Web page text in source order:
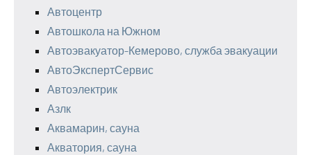
Автоцентр
Автошкола на Южном
Автоэвакуатор-Кемерово, служба эвакуации
АвтоЭкспертСервис
Автоэлектрик
Азлк
Аквамарин, сауна
Акватория, сауна